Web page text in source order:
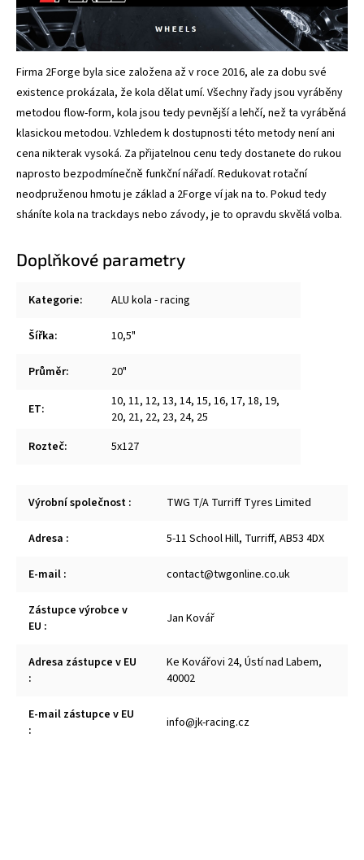
Firma 2Forge byla sice založena až v roce 2016, ale za dobu své
existence prokázala, že kola dělat umí. Všechny řady jsou vyráběny
metodou flow-form, kola jsou tedy pevnější a lehčí, než ta vyráběná
klasickou metodou. Vzhledem k dostupnosti této metody není ani
cena nikterak vysoká. Za přijatelnou cenu tedy dostanete do rukou
naprosto bezpodmínečně funkční nářadí. Redukovat rotační
neodpruženou hmotu je základ a 2Forge ví jak na to. Pokud tedy
sháníte kola na trackdays nebo závody, je to opravdu skvělá volba.
Doplňkové parametry
Kategorie: ALU kola - racing
Šířka: 10,5"
Průměr: 20"
ET: 10, 11, 12, 13, 14, 15, 16, 17, 18, 19,
20, 21, 22, 23, 24, 25
Rozteč: 5x127
Výrobní společnost : TWG T/A Turriff Tyres Limited
Adresa : 5-11 School Hill, Turriff, AB53 4DX
E-mail : contact@twgonline.co.uk
Zástupce výrobce v
EU : Jan Kovář
Adresa zástupce v EU
:
Ke Kovářovi 24, Ústí nad Labem,
40002
E-mail zástupce v EU
:
info@jk-racing.cz